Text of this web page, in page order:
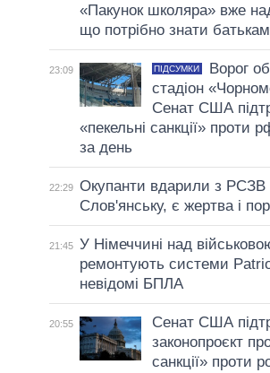
«Пакунок школяра» вже
що потрібно знати батькам
23:09 ПІДСУМКИ
Ворог
стадіон
Сенат США
«пекельні санкції» проти
за день
22:29 Окупанти вдарили з РСЗВ
Слов'янську, є жертва і
21:45 У Німеччині над
ремонтують системи
невідомі БПЛА
20:55
Сенат США
законопроєкт
санкції» проти